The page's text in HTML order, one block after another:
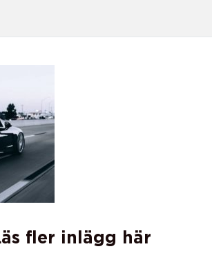
fler inlägg här